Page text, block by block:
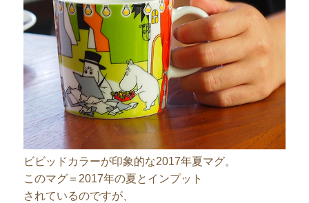
ビビッドカラーが印象的な2017年夏マグ。
このマグ＝2017年の夏とインプット
されているのですが、